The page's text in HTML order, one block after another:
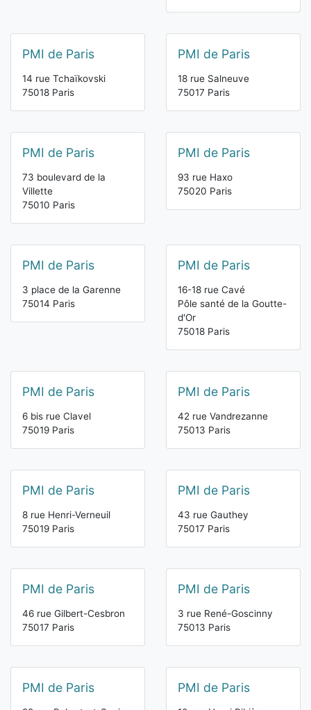
PMI de Paris
14 rue Tchaïkovski
75018 Paris
PMI de Paris
18 rue Salneuve
75017 Paris
PMI de Paris
73 boulevard de la
Villette
75010 Paris
PMI de Paris
93 rue Haxo
75020 Paris
PMI de Paris
3 place de la Garenne
75014 Paris
PMI de Paris
16-18 rue Cavé
Pôle santé de la Goutte-
d'Or
75018 Paris
PMI de Paris
6 bis rue Clavel
75019 Paris
PMI de Paris
42 rue Vandrezanne
75013 Paris
PMI de Paris
8 rue Henri-Verneuil
75019 Paris
PMI de Paris
43 rue Gauthey
75017 Paris
PMI de Paris
46 rue Gilbert-Cesbron
75017 Paris
PMI de Paris
3 rue René-Goscinny
75013 Paris
PMI de Paris PMI de Paris